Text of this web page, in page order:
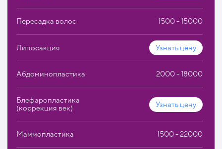
Пересадка волос 1500 - 15000
Липосакция Узнать цену
Абдоминопластика 2000 - 18000
Блефаропластика
(коррекция век)
Узнать цену
Маммопластика 1500 - 22000